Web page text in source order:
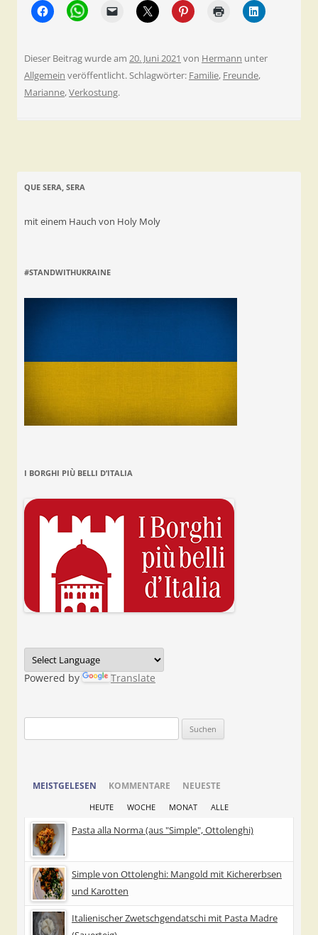
Dieser Beitrag wurde am 20. Juni 2021 von Hermann unter
Allgemein veröffentlicht. Schlagwörter: Familie, Freunde,
Marianne,Verkostung.
QUE SERA, SERA
mit einem Hauch von Holy Moly
#STANDWITHUKRAINE
I BORGHI PIÙ BELLI D’ITALIA
Powered by Translate
nach:
MEISTGELESEN KOMMENTARE NEUESTE
HEUTE WOCHE MONAT ALLE
Pasta alla Norma (aus "Simple", Ottolenghi)
Simple von Ottolenghi: Mangold mit Kichererbsen
und Karotten
Italienischer Zwetschgendatschi mit Pasta Madre